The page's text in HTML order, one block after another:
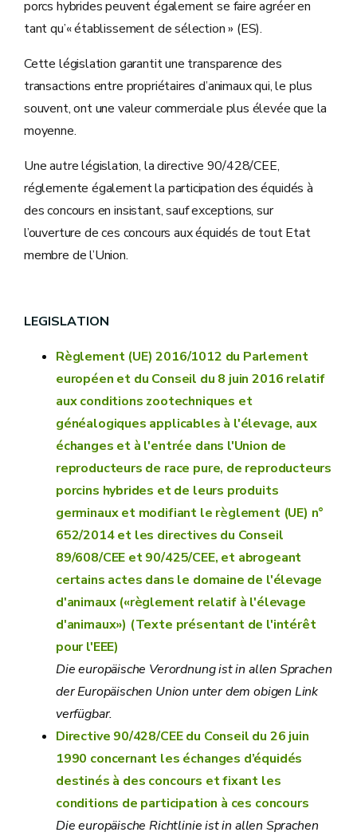
porcs hybrides peuvent également se faire agréer en
tant qu’« établissement de sélection » (ES).
Cette législation garantit une transparence des
transactions entre propriétaires d’animaux qui, le plus
souvent, ont une valeur commerciale plus élevée que la
moyenne.
Une autre législation, la directive 90/428/CEE,
réglemente également la participation des équidés à
des concours en insistant, sauf exceptions, sur
l’ouverture de ces concours aux équidés de tout Etat
membre de l’Union.
LEGISLATION
Règlement (UE) 2016/1012 du Parlement
européen et du Conseil du 8 juin 2016 relatif
aux conditions zootechniques et
généalogiques applicables à l'élevage, aux
échanges et à l'entrée dans l'Union de
reproducteurs de race pure, de reproducteurs
porcins hybrides et de leurs produits
germinaux et modifiant le règlement (UE) n°
652/2014 et les directives du Conseil
89/608/CEE et 90/425/CEE, et abrogeant
certains actes dans le domaine de l'élevage
d'animaux («règlement relatif à l'élevage
d'animaux») (Texte présentant de l'intérêt
pour l'EEE)
Die europäische Verordnung ist in allen Sprachen
der Europäischen Union unter dem obigen Link
verfügbar.
Directive 90/428/CEE du Conseil du 26 juin
1990 concernant les échanges d’équidés
destinés à des concours et fixant les
conditions de participation à ces concours
Die europäische Richtlinie ist in allen Sprachen